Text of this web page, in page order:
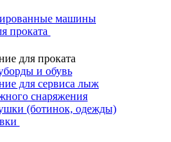
машины
проката
для проката
и обувь
для сервисa лыж
снаряжения
(ботинок, одежды)